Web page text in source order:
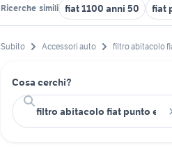
Ricerche simili fiat 1100 anni 50 fiat
Subito Accessori auto filtro abitacolo
Cosa cerchi?